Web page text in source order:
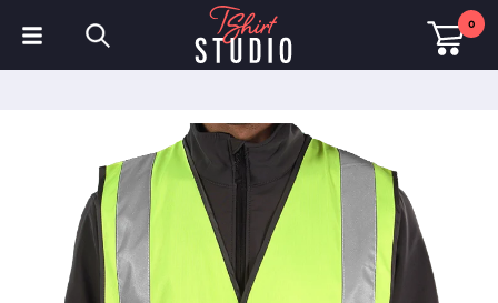
0
Sweats
Chapeaux et Casquettes